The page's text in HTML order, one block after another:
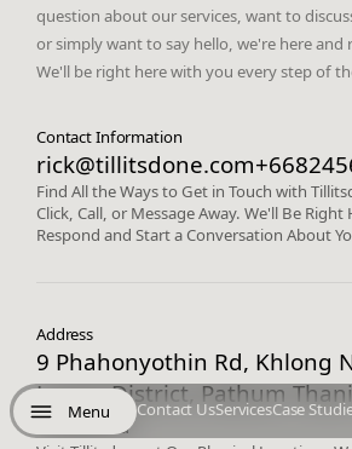
Menu Contact UsServicesCase
question about our services, want to
or simply want to say hello, we're here and
We'll be right here with you every step of
Contact Information
rick@tillitsdone.com
Find All the Ways to Get in Touch with
Click, Call, or Message Away. We'll Be Right
Respond and Start a Conversation About
Address
9 Phahonyothin Rd, Khlong
Luang District, Pathum
Thailand